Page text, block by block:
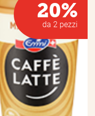
20%
da 2 pezzi